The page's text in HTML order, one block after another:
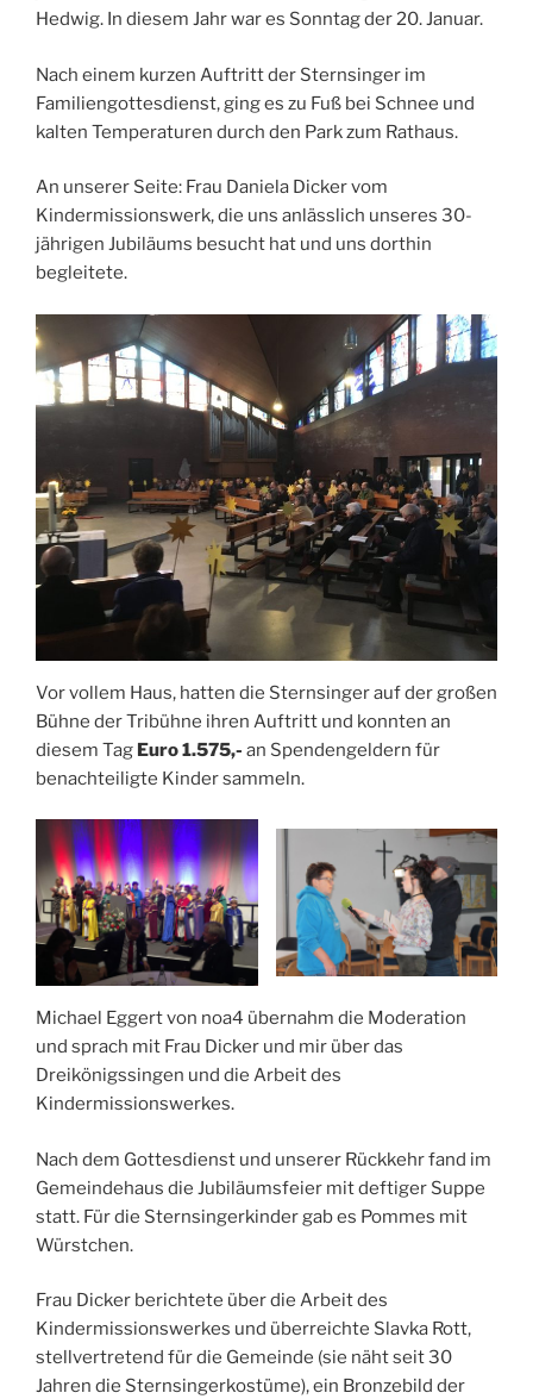
Hedwig. In diesem Jahr war es Sonntag der 20. Januar.
Nach einem kurzen Auftritt der Sternsinger im
Familiengottesdienst, ging es zu Fuß bei Schnee und
kalten Temperaturen durch den Park zum Rathaus.
An unserer Seite: Frau Daniela Dicker vom
Kindermissionswerk, die uns anlässlich unseres 30-
jährigen Jubiläums besucht hat und uns dorthin
begleitete.
Vor vollem Haus, hatten die Sternsinger auf der großen
Bühne der Tribühne ihren Auftritt und konnten an
diesem Tag Euro 1.575,- an Spendengeldern für
benachteiligte Kinder sammeln.
Michael Eggert von noa4 übernahm die Moderation
und sprach mit Frau Dicker und mir über das
Dreikönigssingen und die Arbeit des
Kindermissionswerkes.
Nach dem Gottesdienst und unserer Rückkehr fand im
Gemeindehaus die Jubiläumsfeier mit deftiger Suppe
statt. Für die Sternsingerkinder gab es Pommes mit
Würstchen.
Frau Dicker berichtete über die Arbeit des
Kindermissionswerkes und überreichte Slavka Rott,
stellvertretend für die Gemeinde (sie näht seit 30
Jahren die Sternsingerkostüme), ein Bronzebild der